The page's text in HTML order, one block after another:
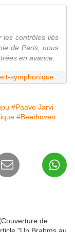
les contrôles liés
de Paris, nous
en avance.
#Paavo Jarvi
#Beethoven